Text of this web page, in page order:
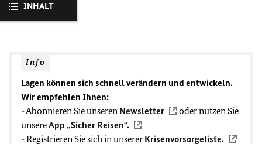
INHALT
Info
Lagen können sich schnell verändern und entwickeln.
Wir empfehlen Ihnen:
- Abonnieren Sie unseren Newsletter
oder nutzen Sie
unsereApp „Sicher Reisen“.
- Registrieren Sie sich in unserer Krisenvorsorgeliste.